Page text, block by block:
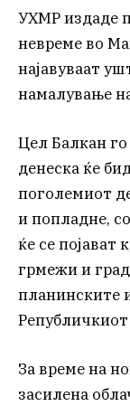
УХМР издаде
невреме во
најавуваат
намалување
Цел Балкан го
денеска ќе
поголемиот
и попладне,
ќе се појават
грмежи и
планинските
За време на
засилена